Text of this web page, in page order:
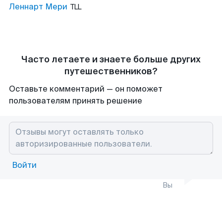
Леннарт Мери TLL
Часто летаете и знаете больше других
путешественников?
Оставьте комментарий — он поможет
пользователям принять решение
Войти
Вы